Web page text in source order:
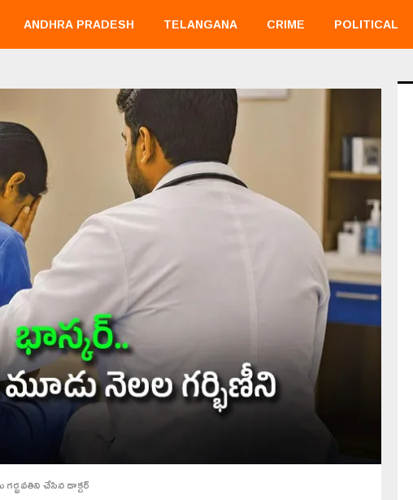
ANDHRA PRADESH TELANGANA CRIME POLITICAL
గర్భవతిని చేసిన డాక్టర్